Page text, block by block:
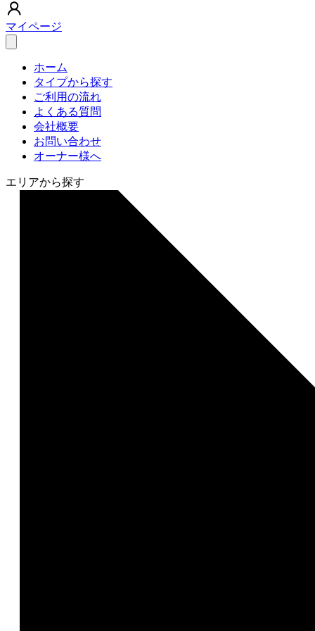
マイページ
ホーム
タイプから探す
ご利用の流れ
よくある質問
会社概要
お問い合わせ
オーナー様へ
エリアから探す